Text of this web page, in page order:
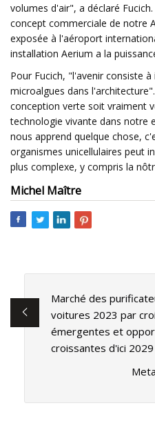
volumes d'air", a déclaré
concept commerciale de notre
exposée à l'aéroport
installation Aerium a la
Pour Fucich, "l'avenir consiste
microalgues dans
conception verte soit vraiment
technologie vivante dans notre
nous apprend quelque chose,
organismes unicellulaires peut
plus complexe, y compris la
Michel Maître
Marché des
voitures 2023 par
émergentes et
croissantes d'ici 2029